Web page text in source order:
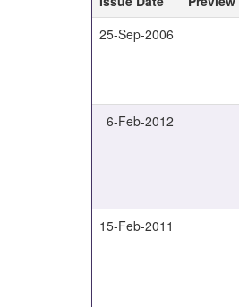
25-Sep-2006
6-Feb-2012
15-Feb-2011